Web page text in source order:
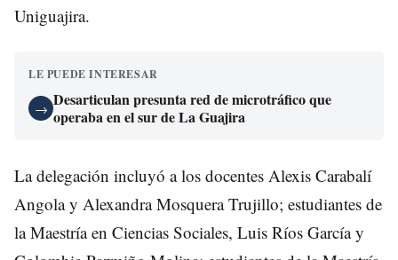
Uniguajira.
LE PUEDE INTERESAR
→ Desarticulan presunta red de microtráfico que
operaba en el sur de La Guajira
La delegación incluyó a los docentes Alexis Carabalí
Angola y Alexandra Mosquera Trujillo; estudiantes de
la Maestría en Ciencias Sociales, Luis Ríos García y